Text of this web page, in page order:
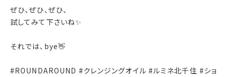
ぜひ、ぜひ、ぜひ、
試してみて下さいね✨
それでは、bye👋
#ROUNDAROUND #クレンジングオイル #ルミネ北千住 #ショ